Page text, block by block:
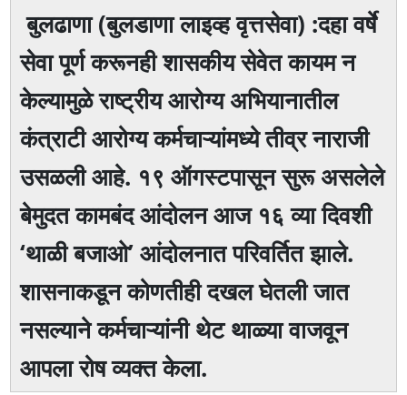
बुलढाणा (बुलडाणा लाइव्ह वृत्तसेवा) :दहा वर्षे
सेवा पूर्ण करूनही शासकीय सेवेत कायम न
केल्यामुळे राष्ट्रीय आरोग्य अभियानातील
कंत्राटी आरोग्य कर्मचाऱ्यांमध्ये तीव्र नाराजी
उसळली आहे. १९ ऑगस्टपासून सुरू असलेले
बेमुदत कामबंद आंदोलन आज १६ व्या दिवशी
‘थाळी बजाओ’ आंदोलनात परिवर्तित झाले.
शासनाकडून कोणतीही दखल घेतली जात
नसल्याने कर्मचाऱ्यांनी थेट थाळ्या वाजवून
आपला रोष व्यक्त केला.